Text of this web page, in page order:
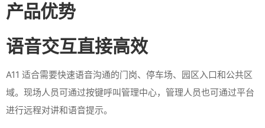
产品优势
语音交互直接高效
A11 适合需要快速语音沟通的门岗、停车场、园区入口和公共区
域。现场人员可通过按键呼叫管理中心，管理人员也可通过平台
进行远程对讲和语音提示。